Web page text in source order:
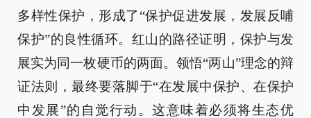
多样性保护，形成了“保护促进发展，发展反哺
保护”的良性循环。红山的路径证明，保护与发
展实为同一枚硬币的两面。领悟“两山”理念的辩
证法则，最终要落脚于“在发展中保护、在保护
中发展”的自觉行动。这意味着必须将生态优